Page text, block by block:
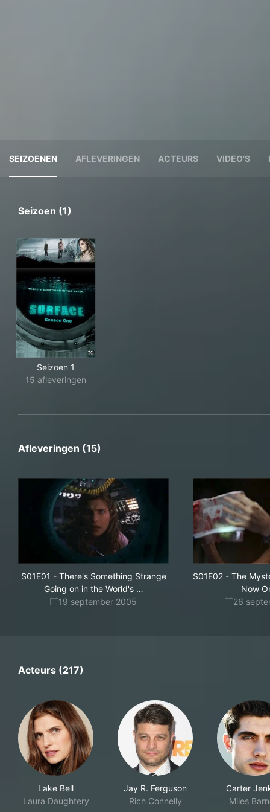
SEIZOENEN AFLEVERINGEN ACTEURS VIDEO'S
Seizoen (1)
Seizoen 1
15 afleveringen
Afleveringen (15)
S01E01 - There's Something Strange
Going on in the World's …
19 september 2005
S01E02 - The
Now
26
Acteurs (217)
Lake Bell
Laura Daughtery
Jay R. Ferguson
Rich Connelly
Carter
Miles